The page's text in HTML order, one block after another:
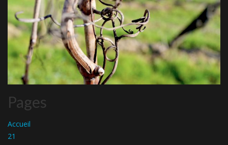
Pages
Accueil
21